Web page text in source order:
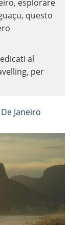
esplorare
questo
al
per
Janeiro